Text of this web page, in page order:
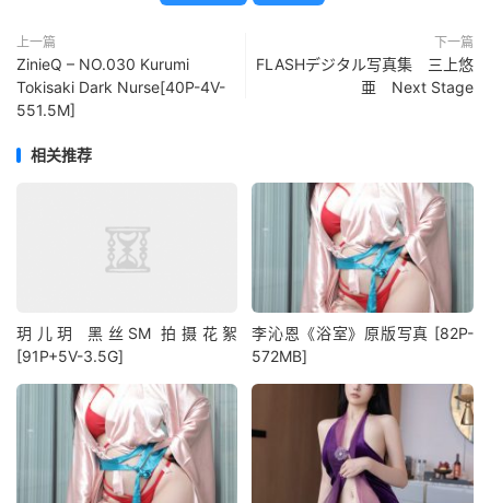
上一篇
ZinieQ – NO.030 Kurumi
Tokisaki Dark Nurse[40P-4V-
551.5M]
下一篇
FLASHデジタル写真集 三上悠
亜 Next Stage
相关推荐
玥儿玥 黑丝SM 拍摄花絮
[91P+5V-3.5G]
李沁恩《浴室》原版写真 [82P-
572MB]